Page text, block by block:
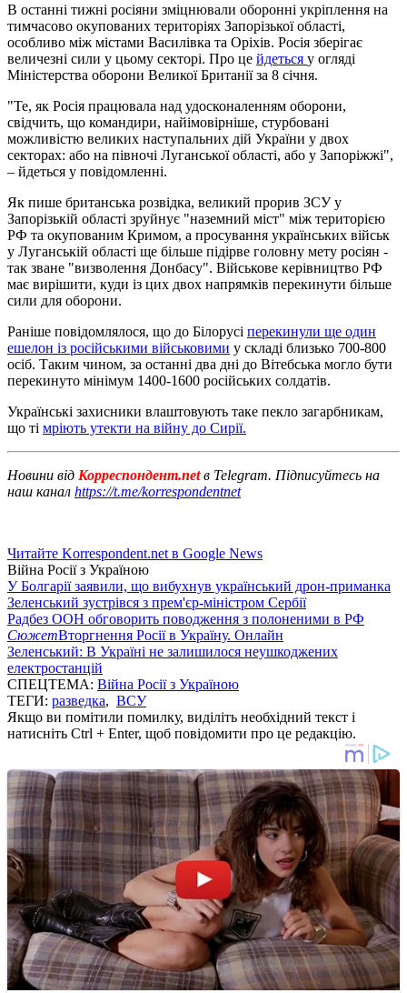
В останні тижні росіяни зміцнювали оборонні укріплення на
тимчасово окупованих територіях Запорізької області,
особливо між містами Василівка та Оріхів. Росія зберігає
величезні сили у цьому секторі. Про це йдеться у огляді
Міністерства оборони Великої Британії за 8 січня.
"Те, як Росія працювала над удосконаленням оборони,
свідчить, що командири, найімовірніше, стурбовані
можливістю великих наступальних дій України у двох
секторах: або на півночі Луганської області, або у Запоріжжі",
– йдеться у повідомленні.
Як пише британська розвідка, великий прорив ЗСУ у
Запорізькій області зруйнує "наземний міст" між територією
РФ та окупованим Кримом, а просування українських військ
у Луганській області ще більше підірве головну мету росіян -
так зване "визволення Донбасу". Військове керівництво РФ
має вирішити, куди із цих двох напрямків перекинути більше
сили для оборони.
Раніше повідомлялося, що до Білорусі перекинули ще один
ешелон із російськими військовими у складі близько 700-800
осіб. Таким чином, за останні два дні до Вітебська могло бути
перекинуто мінімум 1400-1600 російських солдатів.
Українські захисники влаштовують таке пекло загарбникам,
що ті мріють утекти на війну до Сирії.
Новини від Корреспондент.netв Telegram. Підписуйтесь на
наш канал https://t.me/korrespondentnet
Читайте Korrespondent.net в Google News
Війна Росії з Україною
У Болгарії заявили, що вибухнув український дрон-приманка
Зеленський зустрівся з прем'єр-міністром Сербії
Радбез ООН обговорить поводження з полоненими в РФ
СюжетВторгнення Росії в Україну. Онлайн
Зеленський: В Україні не залишилося неушкоджених
електростанцій
СПЕЦТЕМА: Війна Росії з Україною
ТЕГИ: разведка, ВСУ
Якщо ви помітили помилку, виділіть необхідний текст і
натисніть Ctrl + Enter, щоб повідомити про це редакцію.